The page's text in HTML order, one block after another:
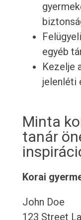
egyéb
Kezelje
jelenléti
Minta
tanár
Korai
John Doe
123 Street